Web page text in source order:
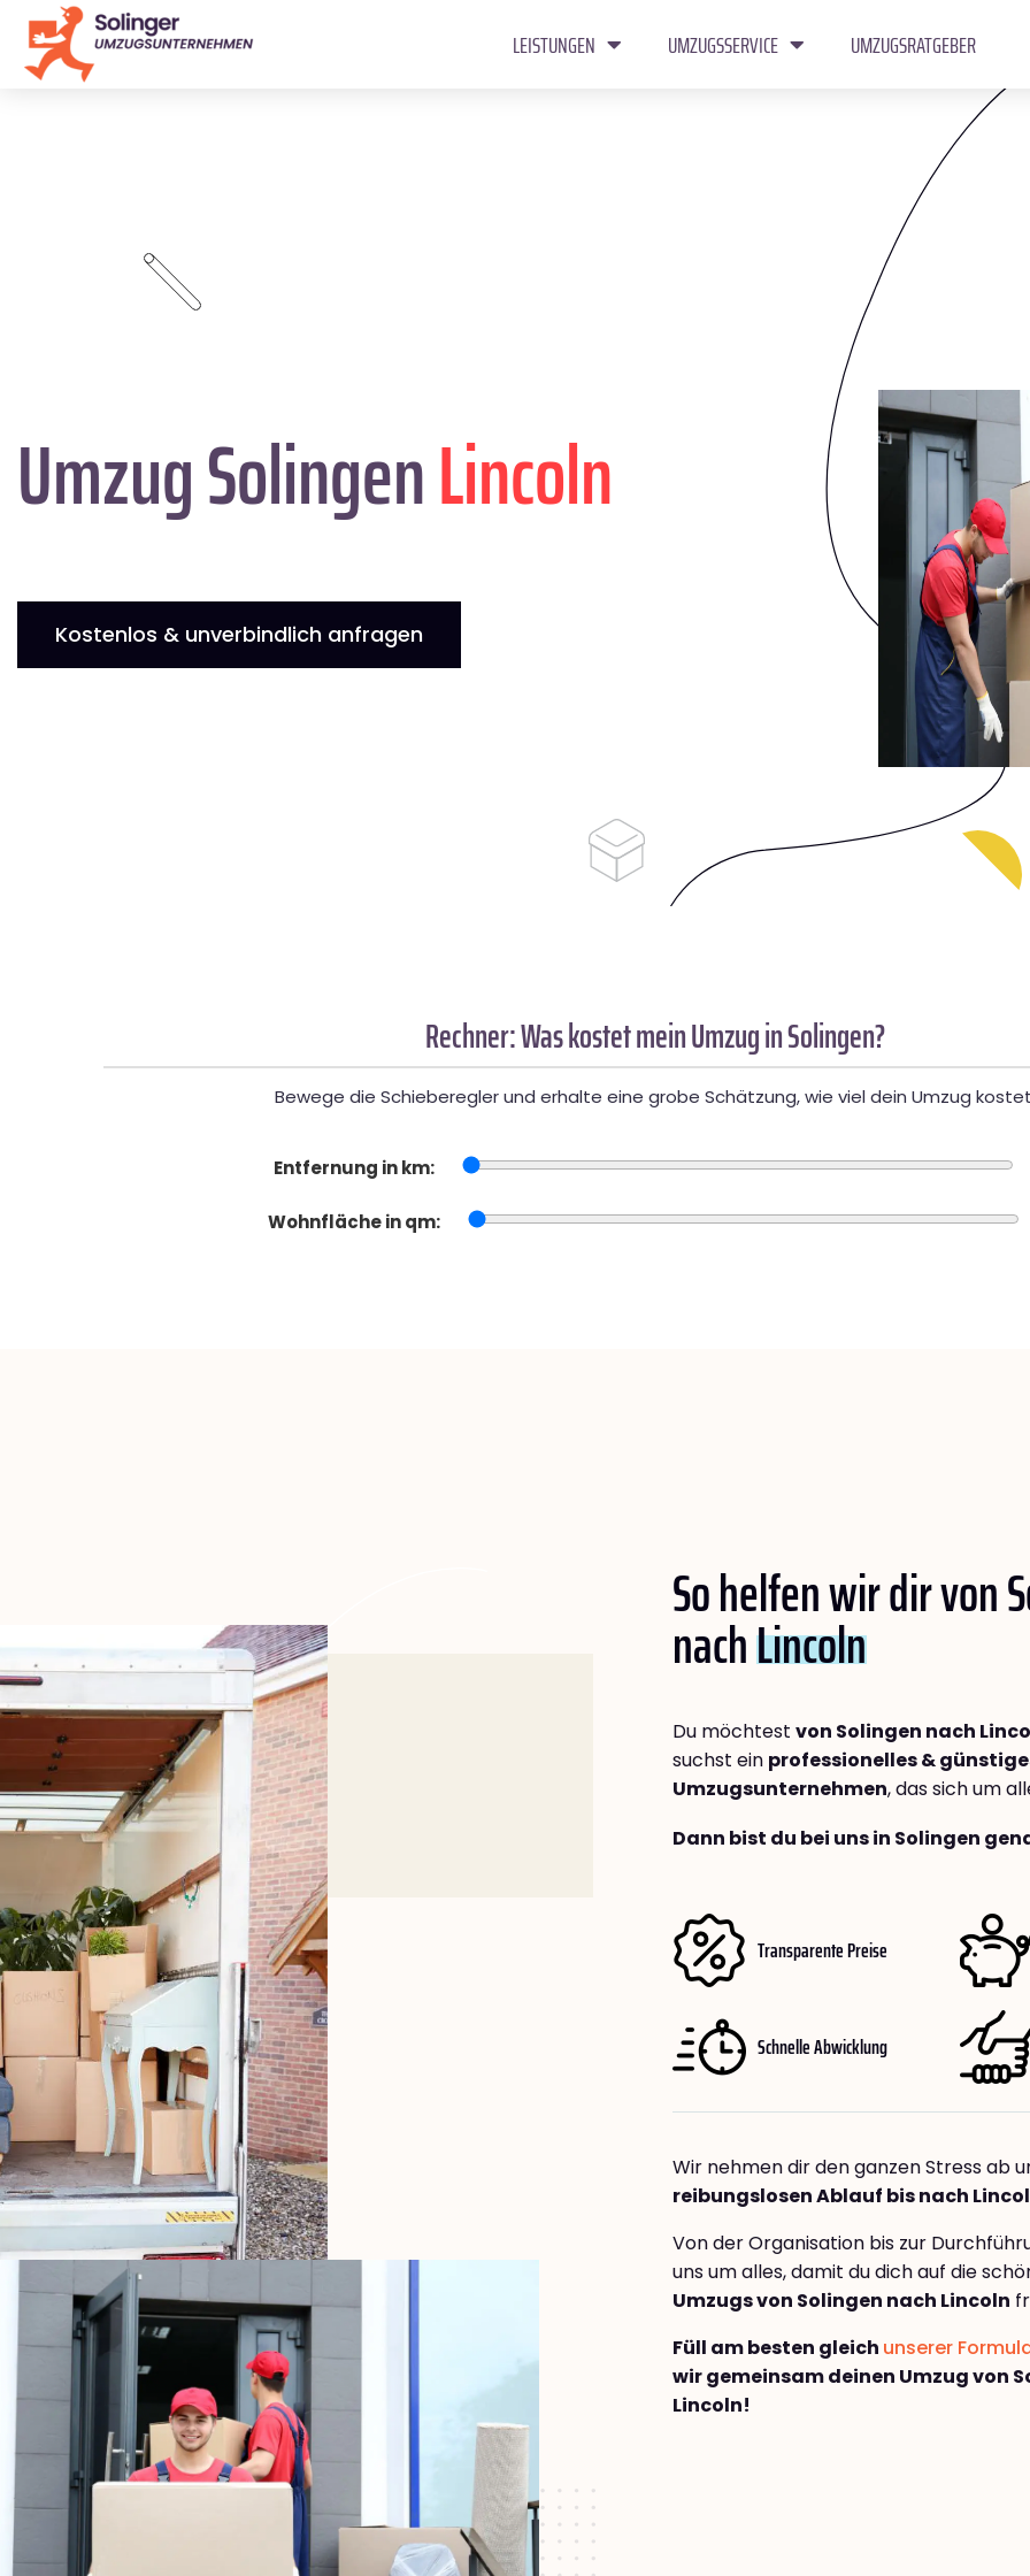
LEISTUNGEN UMZUGSSERVICE UMZUGSRATGEBER
Umzug SolingenLincoln
Kostenlos & unverbindlich anfragen
Rechner: Was kostet mein Umzug in Solingen?
Bewege die Schieberegler und erhalte eine grobe Schätzung, wie viel dein Umzug
Entfernung in km:
Wohnfläche in qm:
So helfen wir dir von
nachLincoln
Du möchtest von Solingen nach
suchst ein professionelles &
Umzugsunternehmen, das sich um
Dann bist du bei uns in Solingen
Transparente Preise
Schnelle Abwicklung
Wir nehmen dir den ganzen Stress ab
reibungslosen Ablauf bis nach
Von der Organisation bis zur
uns um alles, damit du dich auf die
Umzugs von Solingen nach Lincoln
Füll am besten gleich unserer
wir gemeinsam deinen Umzug von
Lincoln!